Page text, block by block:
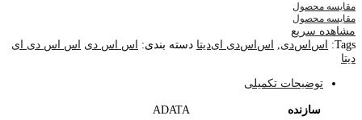
مقایسه محصول
مقایسه محصول
مشاهده سریع
Tags:
اس‌اس‌دی, اس‌اس‌دی ای‌دیتا دسته بندی: اس اس دی
اس اس دی ای
دیتا
توضیحات تکمیلی
سازنده ADATA